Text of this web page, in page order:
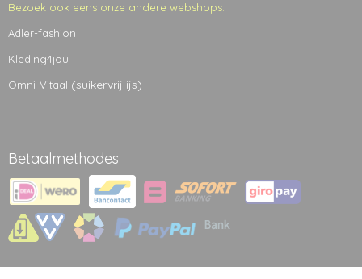
Bezoek ook eens onze andere webshops:
Adler-fashion
Kleding4jou
Omni-Vitaal (suikervrij ijs)
Betaalmethodes